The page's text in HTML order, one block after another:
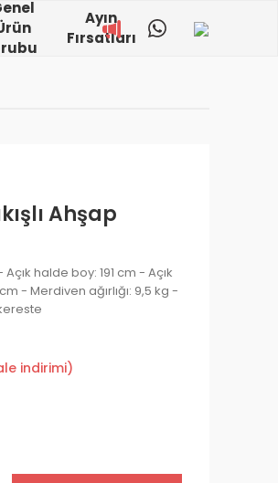
Ayın
Fırsatları
Ahşap
halde boy: 191 cm - Açık
- Merdiven ağırlığı: 9,5 kg -
indirimi)